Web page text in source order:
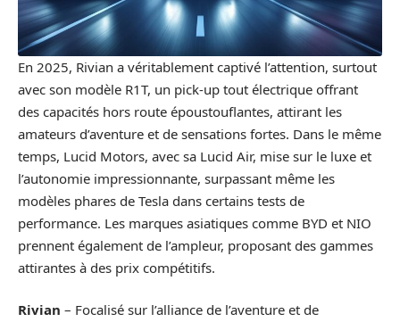
En 2025, Rivian a véritablement captivé l’attention, surtout
avec son modèle R1T, un pick-up tout électrique offrant
des capacités hors route époustouflantes, attirant les
amateurs d’aventure et de sensations fortes. Dans le même
temps, Lucid Motors, avec sa Lucid Air, mise sur le luxe et
l’autonomie impressionnante, surpassant même les
modèles phares de Tesla dans certains tests de
performance. Les marques asiatiques comme BYD et NIO
prennent également de l’ampleur, proposant des gammes
attirantes à des prix compétitifs.
Rivian – Focalisé sur l’alliance de l’aventure et de